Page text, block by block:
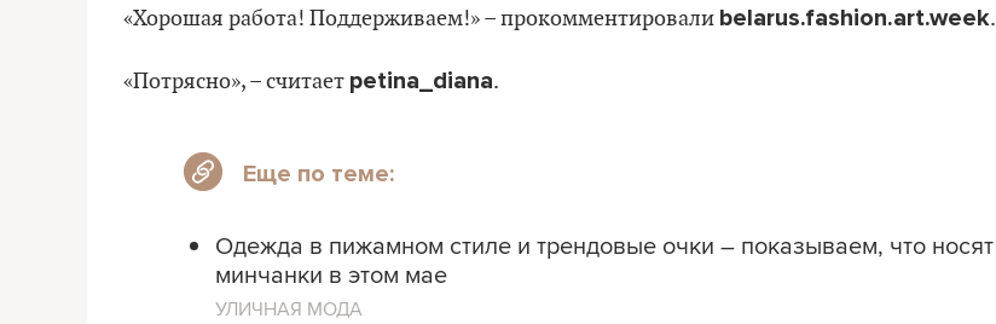
«Хорошая работа! Поддерживаем!» – прокомментировали belarus.fashion.art.week.
«Потрясно», – считает petina_diana.
Еще по теме:
Одежда в пижамном стиле и трендовые очки – показываем, что носят
минчанки в этом мае
УЛИЧНАЯ МОДА